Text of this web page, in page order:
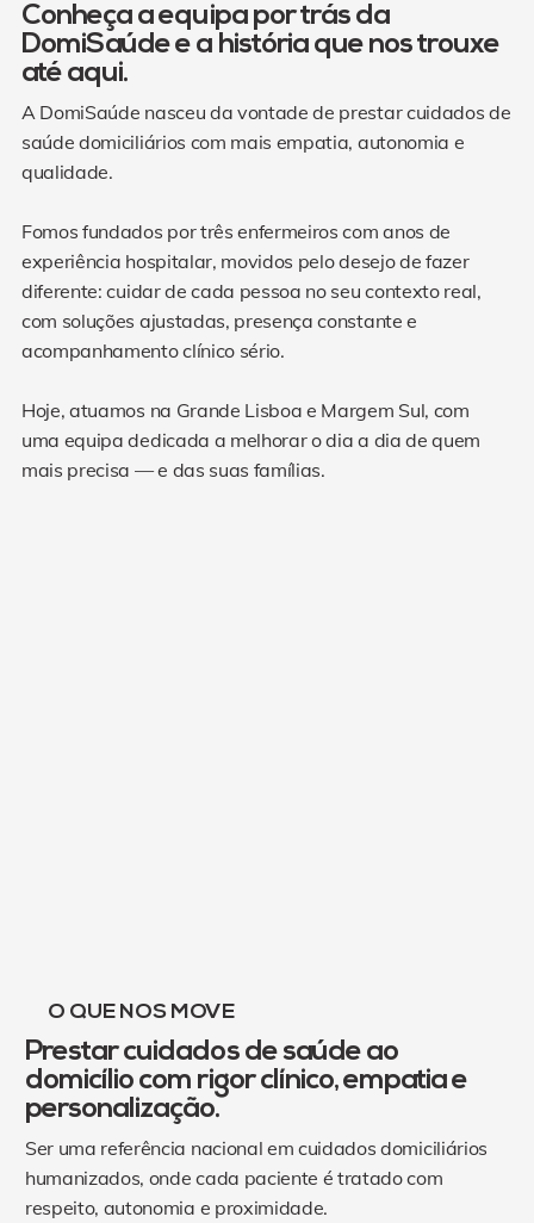
Conheça a equipa por trás da
DomiSaúde e a história que nos trouxe
até aqui.
A DomiSaúde nasceu da vontade de prestar cuidados de
saúde domiciliários com mais empatia, autonomia e
qualidade.
Fomos fundados por três enfermeiros com anos de
experiência hospitalar, movidos pelo desejo de fazer
diferente: cuidar de cada pessoa no seu contexto real,
com soluções ajustadas, presença constante e
acompanhamento clínico sério.
Hoje, atuamos na Grande Lisboa e Margem Sul, com
uma equipa dedicada a melhorar o dia a dia de quem
mais precisa — e das suas famílias.
O QUE NOS MOVE
Prestar cuidados de saúde ao
domicílio com rigor clínico, empatia e
personalização.
Ser uma referência nacional em cuidados domiciliários
humanizados, onde cada paciente é tratado com
respeito, autonomia e proximidade.